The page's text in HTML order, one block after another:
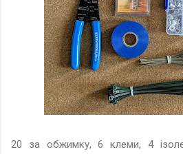
20 за обжимку, 6 клеми, 4